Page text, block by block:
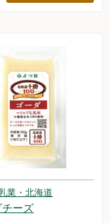
業・北海道
チーズ